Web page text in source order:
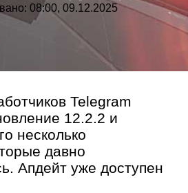
08:00, 09.12.2025
Telegram
12.2.2 и
несколько
давно
Апдейт уже доступен